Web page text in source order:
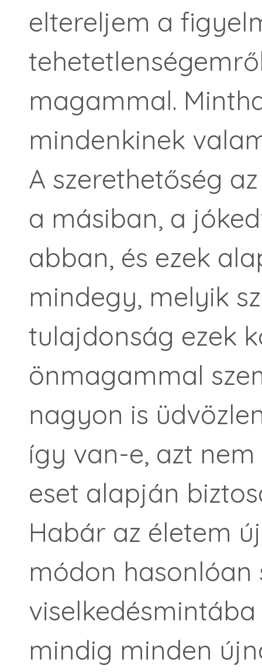
eltereljem a
magammal.
mindenkinek
A szerethetőség
a másiban, a
abban, és ezek
mindegy, melyik
tulajdonság ezek
önmagammal
nagyon is
így van-e, azt
eset alapján
Habár az életem
módon
mindig minden